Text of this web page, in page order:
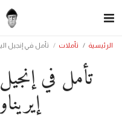
الرئيسية تأملات تأمل في إنجيل
تأمل في